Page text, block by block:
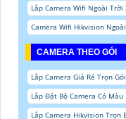
Lắp Camera Wifi Ngoài Trời
Camera Wifi Hikvision
CAMERA THEO GÓI
Lắp Camera Giá Rẻ Trọn
Lắp Đặt Bộ Camera Có
Lắp Camera Hikvision Trọn